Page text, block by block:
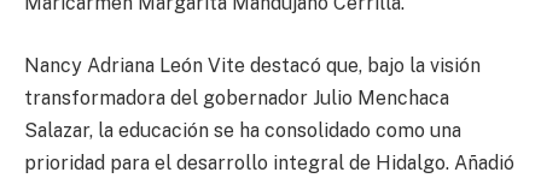
Nancy Adriana León Vite destacó que, bajo la visión
transformadora del gobernador Julio Menchaca
Salazar, la educación se ha consolidado como una
prioridad para el desarrollo integral de Hidalgo. Añadió